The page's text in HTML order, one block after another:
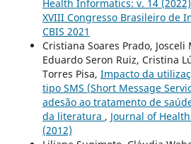
Health Informatics: v. 14
XVIII Congresso Brasileiro de
CBIS 2021
Cristiana Soares Prado,
Eduardo Seron Ruiz, Cristina
Torres Pisa, Impacto da
tipo SMS (Short Message
adesão ao tratamento de
da literatura , Journal of
(2012)